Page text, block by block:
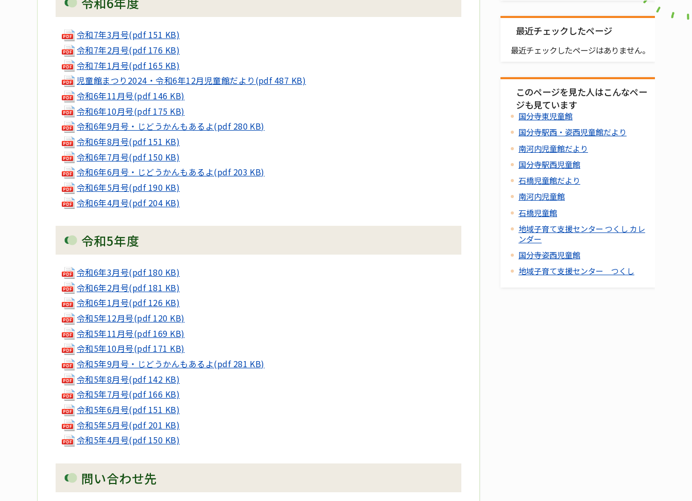
令和7年3月号(pdf 151 KB)
令和7年2月号(pdf 176 KB)
令和7年1月号(pdf 165 KB)
児童館まつり2024・令和6年12月児童館だより(pdf 487 KB)
令和6年11月号(pdf 146 KB)
令和6年10月号(pdf 175 KB)
令和6年9月号・じどうかんもあるよ(pdf 280 KB)
令和6年8月号(pdf 151 KB)
令和6年7月号(pdf 150 KB)
令和6年6月号・じどうかんもあるよ(pdf 203 KB)
令和6年5月号(pdf 190 KB)
令和6年4月号(pdf 204 KB)
令和5年度
令和6年3月号(pdf 180 KB)
令和6年2月号(pdf 181 KB)
令和6年1月号(pdf 126 KB)
令和5年12月号(pdf 120 KB)
令和5年11月号(pdf 169 KB)
令和5年10月号(pdf 171 KB)
令和5年9月号・じどうかんもあるよ(pdf 281 KB)
令和5年8月号(pdf 142 KB)
令和5年7月号(pdf 166 KB)
令和5年6月号(pdf 151 KB)
令和5年5月号(pdf 201 KB)
令和5年4月号(pdf 150 KB)
問い合わせ先
最近チェックしたページ
最近チェックしたページはありません。
このページを見た人はこんなペー
ジも見ています
国分寺東児童館
国分寺駅西・姿西児童館だより
南河内児童館だより
国分寺駅西児童館
石橋児童館だより
南河内児童館
石橋児童館
地域子育て支援センター つくし カレ
ンダー
国分寺姿西児童館
地域子育て支援センター つくし